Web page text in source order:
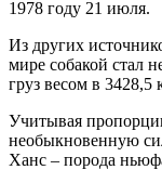
1978 году 21 июля.
Из других
мире собакой стал
груз весом в 3428,5
Учитывая
необыкновенную
Ханс – порода